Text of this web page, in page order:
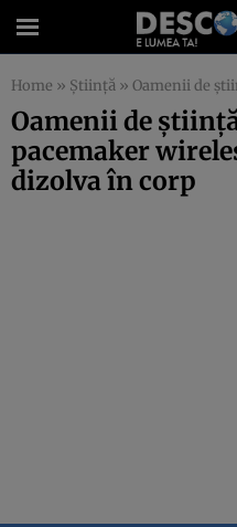
Home » Știință » Oamenii de știință au
Oamenii de
pacemaker
dizolva în corp